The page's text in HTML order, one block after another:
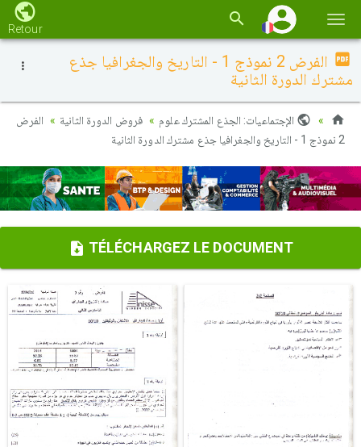
la
Retour
الفرض 2 نموذج 1 - التاريخ والجغرافيا جذع
مشترك الدورة الثانية
الإجتماعيات: الجذع المشترك علوم فروض الدورة الثانية
الفرض
2 نموذج 1 - التاريخ والجغرافيا جذع مشترك الدورة الثانية
TÉLÉCHARGEZ LE DOCUMENT